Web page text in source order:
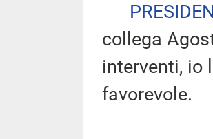
collega
interventi, io
favorevole.